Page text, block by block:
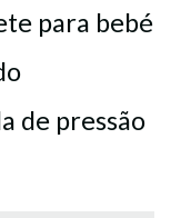
para bebé
de pressão